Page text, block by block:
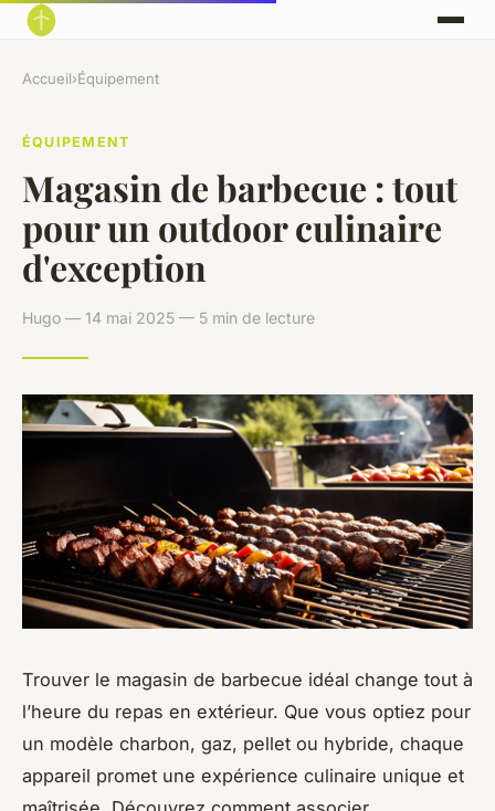
Accueil›Équipement
ÉQUIPEMENT
Magasin de barbecue : tout
pour un outdoor culinaire
d'exception
Hugo — 14 mai 2025 — 5 min de lecture
Trouver le magasin de barbecue idéal change tout à
l’heure du repas en extérieur. Que vous optiez pour
un modèle charbon, gaz, pellet ou hybride, chaque
appareil promet une expérience culinaire unique et